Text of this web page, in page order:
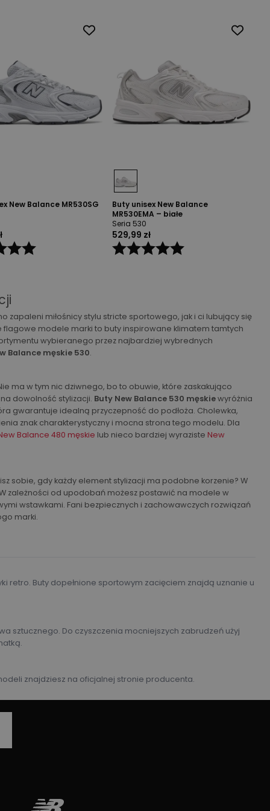
New Balance MR530SG
Buty unisex New Balance
MR530EMA – białe
Seria 530
529,99 zł
zapaleni miłośnicy stylu stricte sportowego, jak i ci lubujący się
flagowe modele marki to buty inspirowane klimatem tamtych
wybieranego przez najbardziej wybrednych
Balance męskie 530.
ma w tym nic dziwnego, bo to obuwie, które zaskakująco
dowolność stylizacji. Buty New Balance 530 męskiewyróżnia
gwarantuje idealną przyczepność do podłoża. Cholewka,
znak charakterystyczny i mocna strona tego modelu. Dla
Balance 480 męskie lub nieco bardziej wyraziste New
sobie, gdy każdy element stylizacji ma podobne korzenie? W
zależności od upodobań możesz postawić na modele w
wstawkami. Fani bezpiecznych i zachowawczych rozwiązań
marki.
retro. Buty dopełnione sportowym zacięciem znajdą uznanie u
sztucznego. Do czyszczenia mocniejszych zabrudzeń użyj
znajdziesz na oficjalnej stronie producenta.